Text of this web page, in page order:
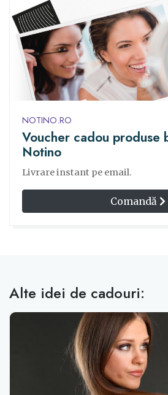
NOTINO.RO
Voucher cadou produse
Notino
Livrare instant pe email.
Comandă
Alte idei de cadouri: